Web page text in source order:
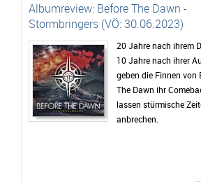
Albumreview: Before The Dawn -
Stormbringers (VÖ: 30.06.2023)
20 Jahre nach ihrem
10 Jahre nach ihrer
geben die Finnen von
The Dawn ihr
lassen stürmische
anbrechen.